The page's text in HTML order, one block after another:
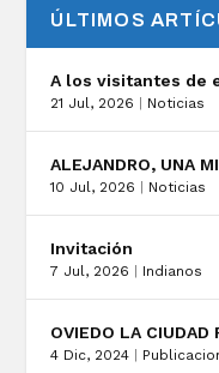
ÚLTIMOS
A los visitantes de
21 Jul, 2026 | Noticias
ALEJANDRO, UNA
10 Jul, 2026 | Noticias
Invitación
7 Jul, 2026 | Indianos
OVIEDO LA CIUDAD
4 Dic, 2024 |